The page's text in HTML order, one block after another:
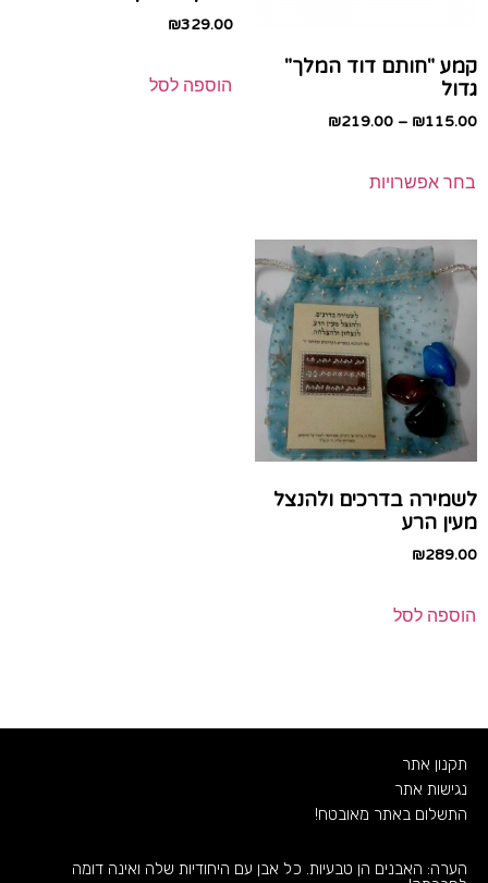
קמע "חותם דוד המלך"
גדול
₪115.00
–
₪219.00
בחר אפשרויות
₪329.00
הוספה לסל
לשמירה בדרכים ולהנצל
מעין הרע
₪289.00
הוספה לסל
תקנון אתר
נגישות אתר
התשלום באתר מאובטח!
הערה: האבנים הן טבעיות. כל אבן עם היחודיות שלה ואינה דומה